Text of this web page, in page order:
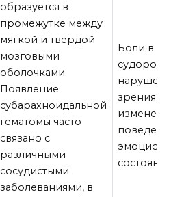
образуется в
промежутке между
мягкой и твердой
мозговыми
оболочками.
Появление
субарахноидальной
гематомы часто
связано с
различными
сосудистыми
заболеваниями, в
Боли в
судороги,
зрения,